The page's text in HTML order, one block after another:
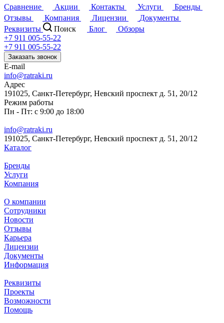
Сравнение
Акции Контакты Услуги
Бренды
Отзывы
Компания Лицензии
Документы
Реквизиты
Поиск Блог
Обзоры
+7 911 005-55-22
+7 911 005-55-22
Заказать звонок
E-mail
info@ratraki.ru
Адрес
191025, Санкт-Петербург, Невский проспект д. 51, 20/12
Режим работы
Пн - Пт: с 9:00 до 18:00
info@ratraki.ru
191025, Санкт-Петербург, Невский проспект д. 51, 20/12
Каталог
Бренды
Услуги
Компания
О компании
Сотрудники
Новости
Отзывы
Карьера
Лицензии
Документы
Информация
Реквизиты
Проекты
Возможности
Помощь